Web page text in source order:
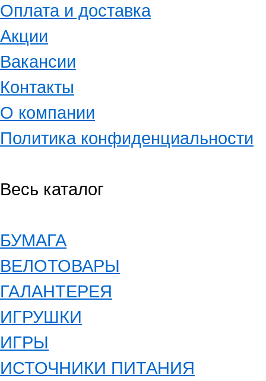
Оплата и доставка
Акции
Вакансии
Контакты
О компании
Политика конфиденциальности
Весь каталог
БУМАГА
ВЕЛОТОВАРЫ
ГАЛАНТЕРЕЯ
ИГРУШКИ
ИГРЫ
ИСТОЧНИКИ ПИТАНИЯ